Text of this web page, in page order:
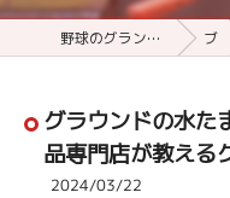
野球のグランド整備用品ならアラキスポーツ ブログ
グラウンドの水た
品専門店が教える
2024/03/22